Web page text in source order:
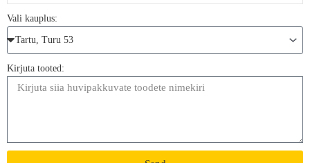
Vali kauplus:
Kirjuta tooted: